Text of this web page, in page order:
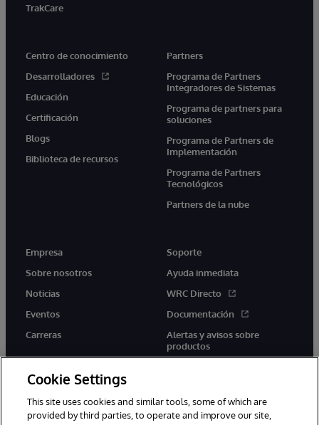
TrakCare
Centro de conocimiento
Desarrolladores
Educación
Certificación
Blogs
Biblioteca de recursos
Partners
Programa de Partners
Integradores de Sistemas
Programa de partners para
soluciones
Programa de Partners de
Implementación
Programa de Partners
Tecnológicos
Partners de la nube
Empresa
Sobre nosotros
Noticias
Eventos
Carreras
Soporte
Ayuda inmediata
WRC Directo
Documentación
Alertas y avisos sobre
productos
Cookie Settings
This site uses cookies and similar tools, some of which are
provided by third parties, to operate and improve our site,